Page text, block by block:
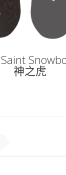
神之虎